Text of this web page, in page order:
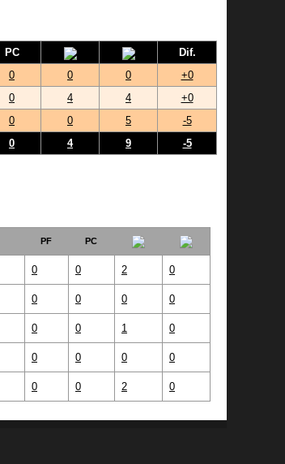
PC
Dif.
0 0 0
+0
0 4 4
+0
0 0 5
-5
0 4 9 -5
PF PC
0 0 2 0
0 0 0 0
0 0 1 0
0 0 0 0
0 0 2 0